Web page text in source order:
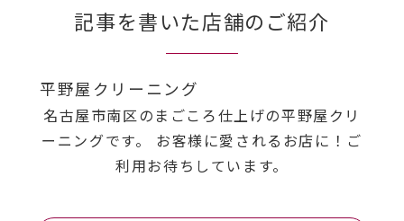
記事を書いた店舗のご紹介
平野屋クリーニング
名古屋市南区のまごころ仕上げの平野屋クリ
ーニングです。 お客様に愛されるお店に！ご
利用お待ちしています。